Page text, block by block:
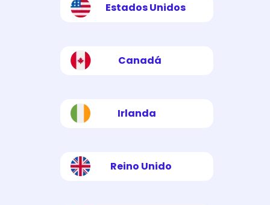
Estados Unidos
Canadá
Irlanda
Reino Unido